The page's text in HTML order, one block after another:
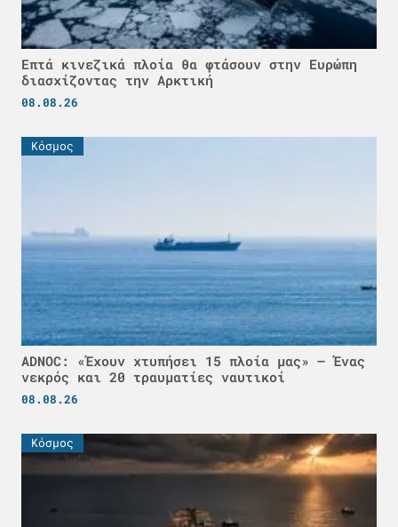
Επτά κινεζικά πλοία θα φτάσουν στην Ευρώπη
διασχίζοντας την Αρκτική
08.08.26
Κόσμος
ADNOC: «Έχουν χτυπήσει 15 πλοία μας» – Ένας
νεκρός και 20 τραυματίες ναυτικοί
08.08.26
Κόσμος